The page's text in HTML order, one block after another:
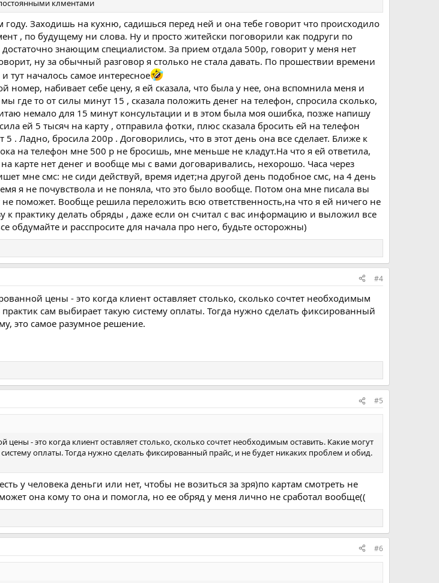
клментами
Заходишь на кухню, садишься перед ней и она тебе говорит что происходило
, по будущему ни слова. Ну и просто житейски поговорили как подруги по
знающим специалистом. За прием отдала 500р, говорит у меня нет
ну за обычный разговор я столько не стала давать. По прошествии времени
тут началось самое интересное
набивает себе цену, я ей сказала, что была у нее, она вспомнила меня и
где то от силы минут 15 , сказала положить денег на телефон, спросила сколько,
немало для 15 минут консультации и в этом была моя ошибка, позже напишу
ей 5 тысяч на карту , отправила фотки, плюс сказала бросить ей на телефон
. Ладно, бросила 200р . Договорились, что в этот день она все сделает. Ближе к
на телефон мне 500 р не бросишь, мне меньше не кладут.На что я ей ответила,
карте нет денег и вообще мы с вами договаривались, нехорошо. Часа через
мне смс: не сиди действуй, время идет;на другой день подобное смс, на 4 день
я не почувствола и не поняла, что это было вообще. Потом она мне писала вы
поможет. Вообще решила переложить всю ответственность,на что я ей ничего не
к практику делать обряды , даже если он считал с вас информацию и выложил все
обдумайте и расспросите для начала про него, будьте осторожны)
#4
цены - это когда клиент оставляет столько, сколько сочтет необходимым
сам выбирает такую систему оплаты. Тогда нужно сделать фиксированный
это самое разумное решение.
#5
- это когда клиент оставляет столько, сколько сочтет необходимым оставить. Какие могут
оплаты. Тогда нужно сделать фиксированный прайс, и не будет никаких проблем и обид.
у человека деньги или нет, чтобы не возиться за зря)по картам смотреть не
она кому то она и помогла, но ее обряд у меня лично не сработал вообще((
#6